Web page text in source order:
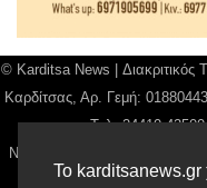
Το karditsanews.gr
© Karditsa News |
Καρδίτσας, Αρ. Γεμή:
Τηλ: 24410
Νόμιμος Εκπρόσωπος,
Διευθύντρια: Γιαννουσά